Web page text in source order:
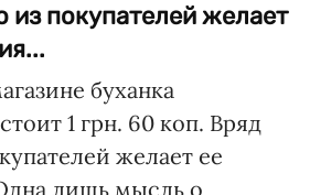
из покупателей желает
буханка
1 грн. 60 коп. Вряд
желает ее
лишь мысль о